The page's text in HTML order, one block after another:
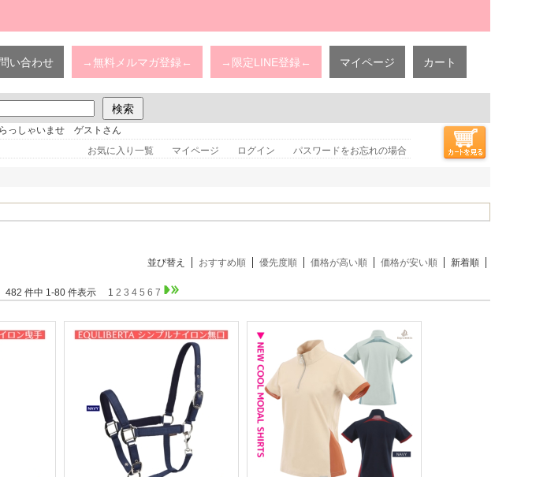
い合わせ →無料メルマガ登録← →限定LINE登録← マイページ カート
っしゃいませ ゲストさん
お気に入り一覧
マイページ ログイン パスワードをお忘れの場合
並び替え おすすめ順 優先度順 価格が高い順 価格が安い順 新着順
482 件中 1-80 件表示 1 2 3 4 5 6 7